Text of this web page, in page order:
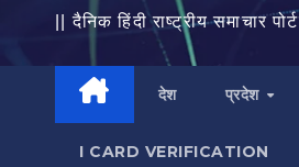
|| दैनिक हिंदी राष्ट्रीय समाचार
देश प्रदेश
I CARD VERIFICATION